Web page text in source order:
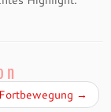
Fortbewegung →